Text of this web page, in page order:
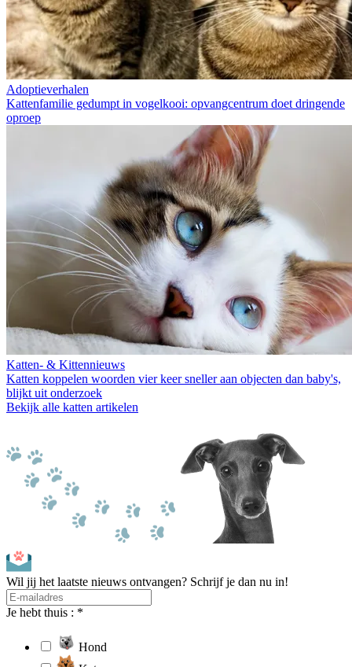
Adoptieverhalen
Kattenfamilie gedumpt in vogelkooi: opvangcentrum doet dringende
oproep
Katten- & Kittennieuws
Katten koppelen woorden vier keer sneller aan objecten dan baby's,
blijkt uit onderzoek
Bekijk alle katten artikelen
Wil jij het laatste nieuws ontvangen? Schrijf je dan nu in!
Je hebt thuis : *
Hond